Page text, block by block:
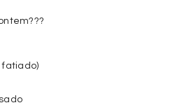
fatiado)